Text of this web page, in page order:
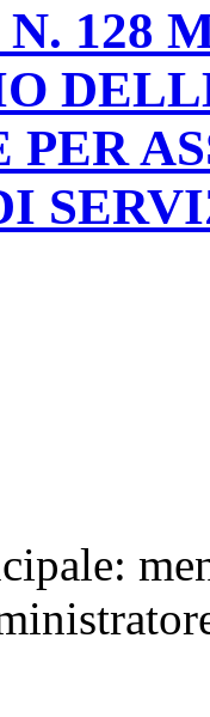
128